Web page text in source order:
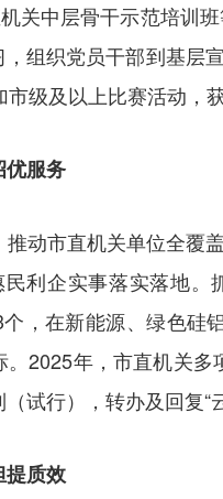
关中层骨干示范培训
组织党员干部到基层
级及以上比赛活动，
优服务
动市直机关单位全覆
利企实事落实落地。
个，在新能源、绿色
2025年，市直机关
试行），转办及回复
提质效